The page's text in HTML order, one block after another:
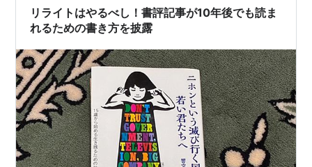
リライトはやるべし！書評記事が10年後でも読ま
れるための書き方を披露